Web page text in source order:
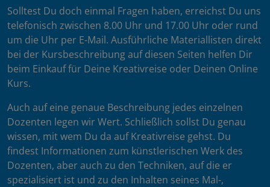
Solltest Du doch einmal Fragen haben, erreichst Du uns
telefonisch zwischen 8.00 Uhr und 17.00 Uhr oder rund
um die Uhr per E-Mail. Ausführliche Materiallisten direkt
bei der Kursbeschreibung auf diesen Seiten helfen Dir
beim Einkauf für Deine Kreativreise oder Deinen Online
Kurs.
Auch auf eine genaue Beschreibung jedes einzelnen
Dozenten legen wir Wert. Schließlich sollst Du genau
wissen, mit wem Du da auf Kreativreise gehst. Du
findest Informationen zum künstlerischen Werk des
Dozenten, aber auch zu den Techniken, auf die er
spezialisiert ist und zu den Inhalten seines Mal-,